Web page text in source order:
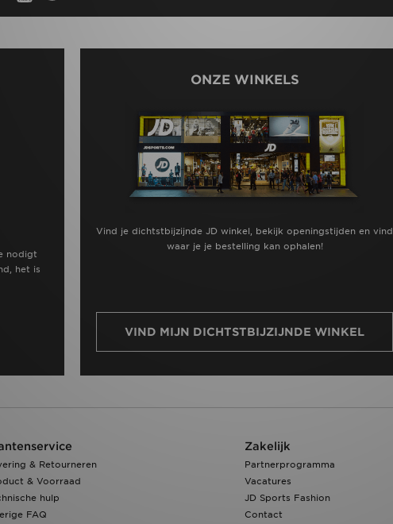
nodigt
het is
ONZE WINKELS
Vind je dichtstbijzijnde JD winkel, bekijk openingstijden en vind
waar je je bestelling kan ophalen!
VIND MIJN DICHTSTBIJZIJNDE WINKEL
& Retourneren
& Voorraad
hulp
FAQ
Zakelijk
Partnerprogramma
Vacatures
JD Sports Fashion
Contact